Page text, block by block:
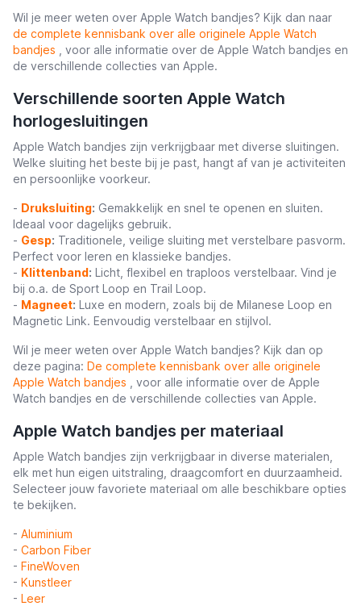
Wil je meer weten over Apple Watch bandjes? Kijk dan naar
de complete kennisbank over alle originele Apple Watch
bandjes
, voor alle informatie over de Apple Watch bandjes en
de verschillende collecties van Apple.
Verschillende soorten Apple Watch
horlogesluitingen
Apple Watch bandjes zijn verkrijgbaar met diverse sluitingen.
Welke sluiting het beste bij je past, hangt af van je activiteiten
en persoonlijke voorkeur.
- Druksluiting: Gemakkelijk en snel te openen en sluiten.
Ideaal voor dagelijks gebruik.
- Gesp: Traditionele, veilige sluiting met verstelbare pasvorm.
Perfect voor leren en klassieke bandjes.
- Klittenband: Licht, flexibel en traploos verstelbaar. Vind je
bij o.a. de Sport Loop en Trail Loop.
- Magneet: Luxe en modern, zoals bij de Milanese Loop en
Magnetic Link. Eenvoudig verstelbaar en stijlvol.
Wil je meer weten over Apple Watch bandjes? Kijk dan op
deze pagina: De complete kennisbank over alle originele
Apple Watch bandjes
, voor alle informatie over de Apple
Watch bandjes en de verschillende collecties van Apple.
Apple Watch bandjes per materiaal
Apple Watch bandjes zijn verkrijgbaar in diverse materialen,
elk met hun eigen uitstraling, draagcomfort en duurzaamheid.
Selecteer jouw favoriete materiaal om alle beschikbare opties
te bekijken.
- Aluminium
- Carbon Fiber
- FineWoven
- Kunstleer
- Leer